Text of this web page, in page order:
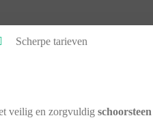
Scherpe tarieven
veilig en zorgvuldig